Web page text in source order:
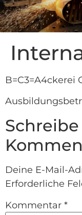
B=C3=A4ckerei
Deine E-Mail-
Erforderliche
Kommentar *